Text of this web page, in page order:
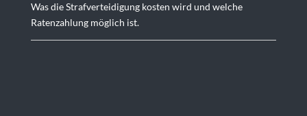
Was die Strafverteidigung kosten wird und welche
Ratenzahlung möglich ist.